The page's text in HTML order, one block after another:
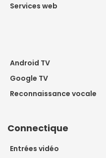
Services web
Android TV
Google TV
Reconnaissance vocale
Connectique
Entrées vidéo